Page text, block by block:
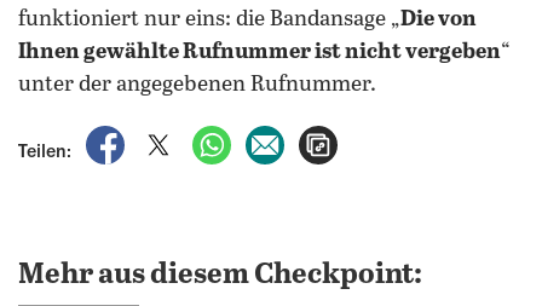
funktioniert nur eins: die Bandansage „Die von
Ihnen gewählte Rufnummer ist nicht vergeben“
unter der angegebenen Rufnummer.
Teilen:
auf Facebook teilen
auf X teilenper WhatsApp teilen
per E-Mail teilen
Mehr aus diesem Checkpoint: